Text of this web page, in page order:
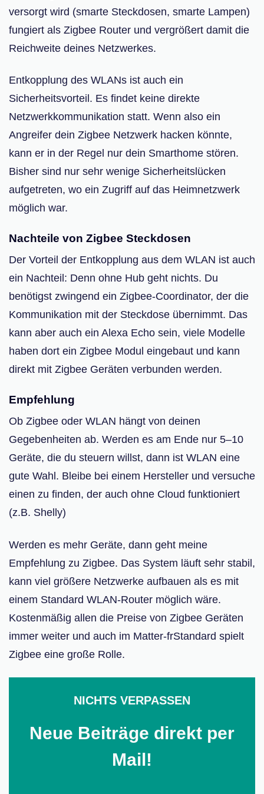
versorgt wird (smarte Steckdosen, smarte Lampen)
fungiert als Zigbee Router und vergrößert damit die
Reichweite deines Netzwerkes.
Entkopplung des WLANs ist auch ein
Sicherheitsvorteil. Es findet keine direkte
Netzwerkkommunikation statt. Wenn also ein
Angreifer dein Zigbee Netzwerk hacken könnte,
kann er in der Regel nur dein Smarthome stören.
Bisher sind nur sehr wenige Sicherheitslücken
aufgetreten, wo ein Zugriff auf das Heimnetzwerk
möglich war.
Nachteile von Zigbee Steckdosen
Der Vorteil der Entkopplung aus dem WLAN ist auch
ein Nachteil: Denn ohne Hub geht nichts. Du
benötigst zwingend ein Zigbee-Coordinator, der die
Kommunikation mit der Steckdose übernimmt. Das
kann aber auch ein Alexa Echo sein, viele Modelle
haben dort ein Zigbee Modul eingebaut und kann
direkt mit Zigbee Geräten verbunden werden.
Empfehlung
Ob Zigbee oder WLAN hängt von deinen
Gegebenheiten ab. Werden es am Ende nur 5–10
Geräte, die du steuern willst, dann ist WLAN eine
gute Wahl. Bleibe bei einem Hersteller und versuche
einen zu finden, der auch ohne Cloud funktioniert
(z.B. Shelly)
Werden es mehr Geräte, dann geht meine
Empfehlung zu Zigbee. Das System läuft sehr stabil,
kann viel größere Netzwerke aufbauen als es mit
einem Standard WLAN-Router möglich wäre.
Kostenmäßig allen die Preise von Zigbee Geräten
immer weiter und auch im Matter-frStandard spielt
Zigbee eine große Rolle.
NICHTS VERPASSEN
Neue Beiträge direkt per
Mail!